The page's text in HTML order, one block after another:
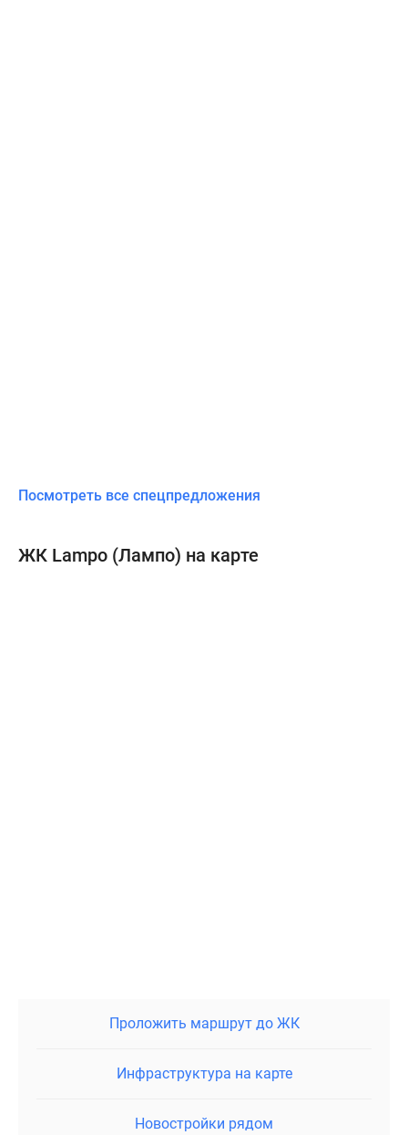
Посмотреть все спецпредложения
ЖК Lampo (Лампо) на карте
Проложить маршрут до ЖК
Инфраструктура на карте
Новостройки рядом